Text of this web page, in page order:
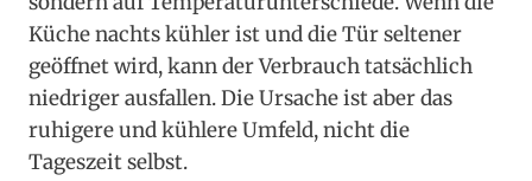
Küche nachts kühler ist und die Tür seltener
geöffnet wird, kann der Verbrauch tatsächlich
niedriger ausfallen. Die Ursache ist aber das
ruhigere und kühlere Umfeld, nicht die
Tageszeit selbst.